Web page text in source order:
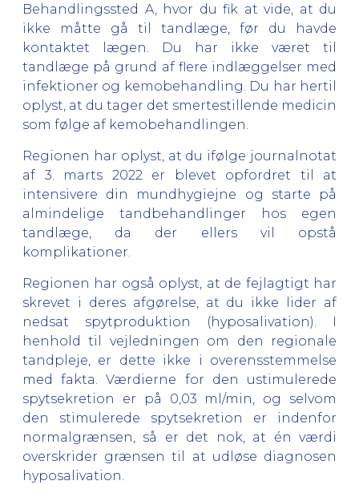
Behandlingssted A, hvor du fik at vide, at du
ikke måtte gå til tandlæge, før du havde
kontaktet lægen. Du har ikke været til
tandlæge på grund af flere indlæggelser med
infektioner og kemobehandling. Du har hertil
oplyst, at du tager det smertestillende medicin
som følge af kemobehandlingen.
Regionen har oplyst, at du ifølge journalnotat
af 3. marts 2022 er blevet opfordret til at
intensivere din mundhygiejne og starte på
almindelige tandbehandlinger hos egen
tandlæge, da der ellers vil opstå
komplikationer.
Regionen har også oplyst, at de fejlagtigt har
skrevet i deres afgørelse, at du ikke lider af
nedsat spytproduktion (hyposalivation). I
henhold til vejledningen om den regionale
tandpleje, er dette ikke i overensstemmelse
med fakta. Værdierne for den ustimulerede
spytsekretion er på 0,03 ml/min, og selvom
den stimulerede spytsekretion er indenfor
normalgrænsen, så er det nok, at én værdi
overskrider grænsen til at udløse diagnosen
hyposalivation.